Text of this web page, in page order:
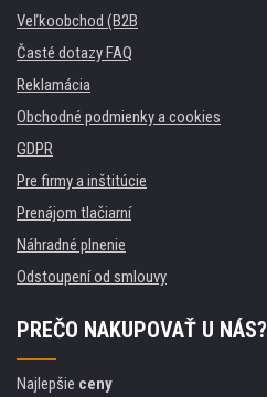
Veľkoobchod (B2B
Časté dotazy FAQ
Reklamácia
Obchodné podmienky a cookies
GDPR
Pre firmy a inštitúcie
Prenájom tlačiarní
Náhradné plnenie
Odstoupení od smlouvy
PREČO NAKUPOVAŤ U NÁS?
Najlepšie ceny